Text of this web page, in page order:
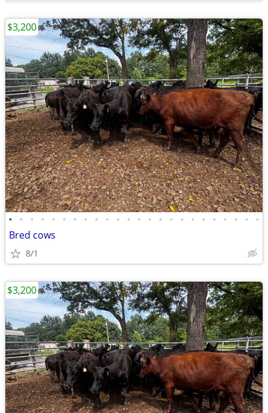
• • • • • • • • • • • • • • • • • • • • • • • •
Bred cows
8/1
$3,200
$3,200